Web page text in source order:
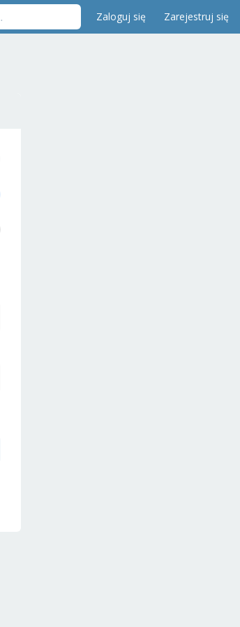
Zaloguj się Zarejestruj się